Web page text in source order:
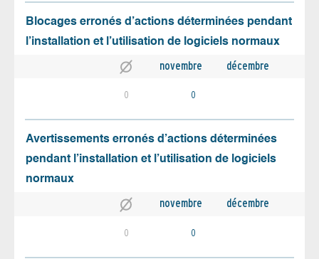
Blocages erronés d’actions déterminées pendant
l’installation et l’utilisation de logiciels normaux
novembre décembre
0 0
Avertissements erronés d’actions déterminées
pendant l’installation et l’utilisation de logiciels
normaux
novembre décembre
0 0